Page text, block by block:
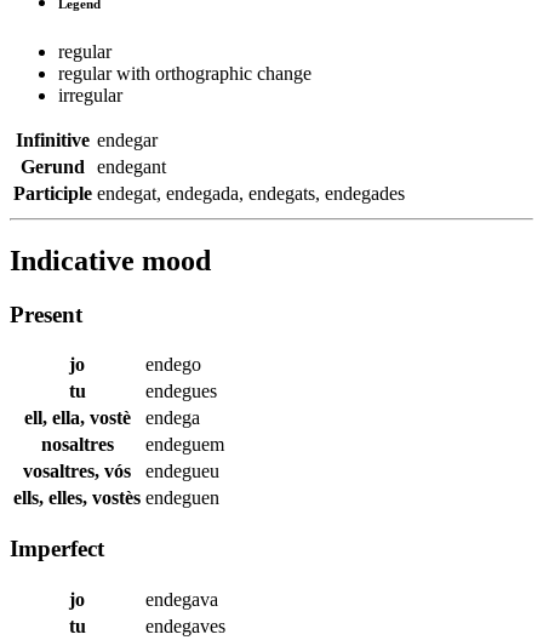
Legend
regular
regular with orthographic change
irregular
Infinitive endegar
Gerund
endegant
Participle endegat, endegada, endegats, endegades
Indicative mood
Present
jo
endego
tu
endegues
ell, ella, vostè
endega
nosaltres
endeguem
vosaltres, vós
endegueu
ells, elles, vostès endeguen
Imperfect
jo
endegava
tu
endegaves